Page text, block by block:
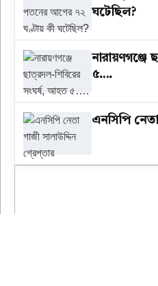
ঘটেছিল?
‎নারায়ণগঞ্জে
৫….
এনসিপি নেতা